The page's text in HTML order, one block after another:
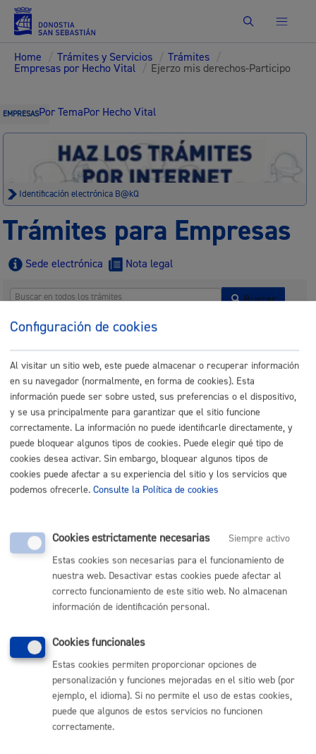
Buscar
Home / Trámites y Servicios / Trámites /
Empresas por Hecho Vital / Ejerzo mis derechos-Participo
EMPRESASPor TemaPor Hecho Vital
Identificación electrónica B@kQ
Trámites para Empresas
Sede electrónica Nota legal
Buscar
Listado completo de Trámites
Ejerzo mis derechos-Participo
Inscripción en el Registro de representantes
* Online con
certificado electrónico
ONLINE
PRESENCIAL
TELÉFONO
Registro general: presentar alegaciones o recursos en un
expediente
ONLINE
PRESENCIAL
MÁQUINA
Volver al índice Volver atrás
Configuración de cookies
Al visitar un sitio web, este puede almacenar o recuperar información
en su navegador (normalmente, en forma de cookies). Esta
información puede ser sobre usted, sus preferencias o el dispositivo,
y se usa principalmente para garantizar que el sitio funcione
correctamente. La información no puede identificarle directamente, y
puede bloquear algunos tipos de cookies. Puede elegir qué tipo de
cookies desea activar. Sin embargo, bloquear algunos tipos de
cookies puede afectar a su experiencia del sitio y los servicios que
podemos ofrecerle. Consulte la Política de cookies
Cookies estrictamente necesarias
Siempre activo
Estas cookies son necesarias para el funcionamiento de
nuestra web. Desactivar estas cookies puede afectar al
correcto funcionamiento de este sitio web. No almacenan
información de identificación personal.
Cookies funcionales
Estas cookies permiten proporcionar opciones de
personalización y funciones mejoradas en el sitio web (por
ejemplo, el idioma). Si no permite el uso de estas cookies,
puede que algunos de estos servicios no funcionen
correctamente.